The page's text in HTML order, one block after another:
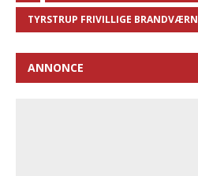
TYRSTRUP FRIVILLIGE BRANDVÆRN
ANNONCE